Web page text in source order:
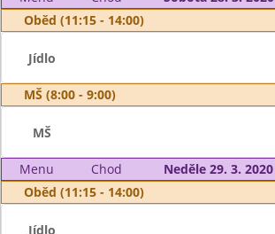
Oběd (11:15 - 14:00)
Jídlo
MŠ (8:00 - 9:00)
MŠ
Menu Chod
Neděle 29. 3. 2020
Oběd (11:15 - 14:00)
Jídlo